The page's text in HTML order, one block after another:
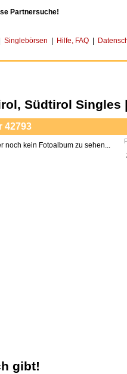
Partnersuche!
Singlebörsen Hilfe, FAQ
Südtirol Singles |
42793
noch kein Fotoalbum zu sehen...
gibt!